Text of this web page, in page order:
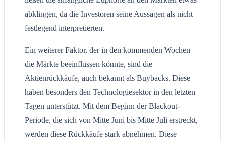
abklingen, da die Investoren seine Aussagen als nicht
festlegend interpretierten.
Ein weiterer Faktor, der in den kommenden Wochen
die Märkte beeinflussen könnte, sind die
Aktienrückkäufe, auch bekannt als Buybacks. Diese
haben besonders den Technologiesektor in den letzten
Tagen unterstützt. Mit dem Beginn der Blackout-
Periode, die sich von Mitte Juni bis Mitte Juli erstreckt,
werden diese Rückkäufe stark abnehmen. Diese